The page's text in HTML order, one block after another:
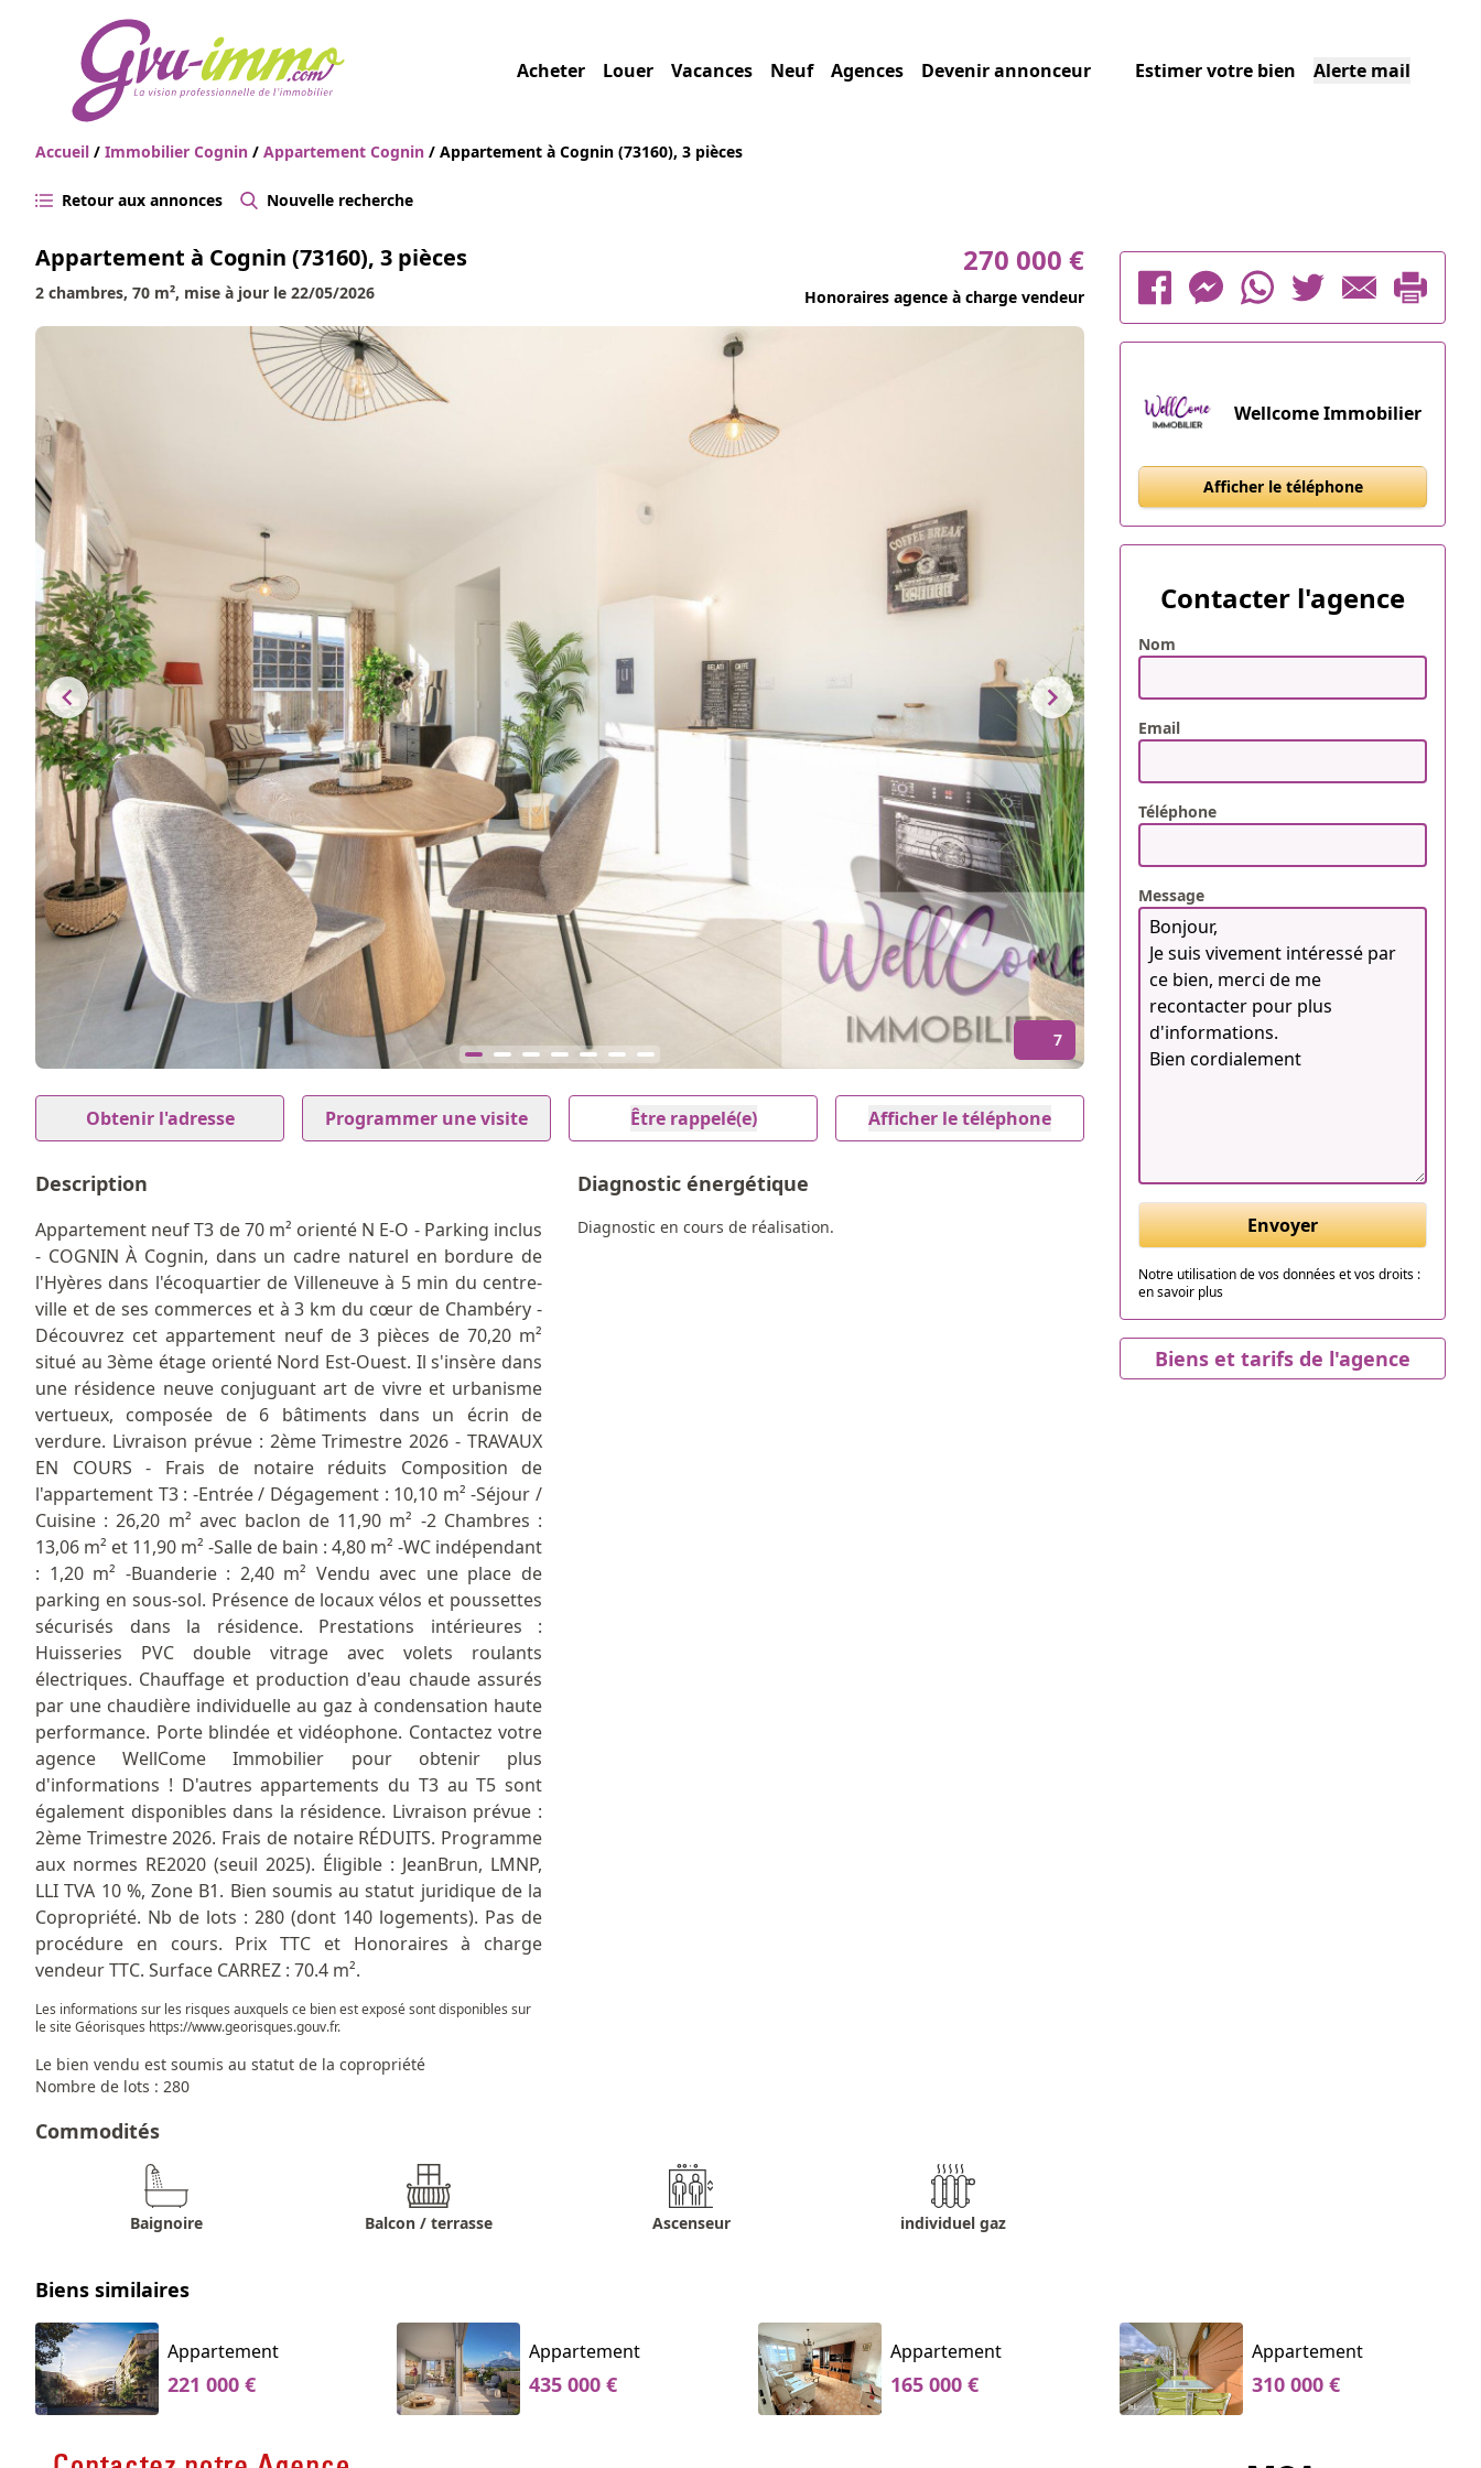
Acheter Louer Vacances Neuf Agences Devenir annonceur Estimer votre bien Alerte mail
Accueil / Immobilier Cognin / Appartement Cognin / Appartement à Cognin (73160), 3 pièces
Retour aux annonces Nouvelle recherche
Appartement à Cognin (73160), 3 pièces
2 chambres, 70 m², mise à jour le 22/05/2026
270 000 €
Honoraires agence à charge vendeur
7
1
of
Obtenir l'adresse Programmer une visite Être rappelé(e) Afficher le téléphone
Description
Appartement neuf T3 de 70 m² orienté N E-O - Parking inclus
- COGNIN À Cognin, dans un cadre naturel en bordure de
l'Hyères dans l'écoquartier de Villeneuve à 5 min du centre-
ville et de ses commerces et à 3 km du cœur de Chambéry -
Découvrez cet appartement neuf de 3 pièces de 70,20 m²
situé au 3ème étage orienté Nord Est-Ouest. Il s'insère dans
une résidence neuve conjuguant art de vivre et urbanisme
vertueux, composée de 6 bâtiments dans un écrin de
verdure. Livraison prévue : 2ème Trimestre 2026 - TRAVAUX
EN COURS - Frais de notaire réduits Composition de
l'appartement T3 : -Entrée / Dégagement : 10,10 m² -Séjour /
Cuisine : 26,20 m² avec baclon de 11,90 m² -2 Chambres :
13,06 m² et 11,90 m² -Salle de bain : 4,80 m² -WC indépendant
: 1,20 m² -Buanderie : 2,40 m² Vendu avec une place de
parking en sous-sol. Présence de locaux vélos et poussettes
sécurisés dans la résidence. Prestations intérieures :
Huisseries PVC double vitrage avec volets roulants
électriques. Chauffage et production d'eau chaude assurés
par une chaudière individuelle au gaz à condensation haute
performance. Porte blindée et vidéophone. Contactez votre
agence WellCome Immobilier pour obtenir plus
d'informations ! D'autres appartements du T3 au T5 sont
également disponibles dans la résidence. Livraison prévue :
2ème Trimestre 2026. Frais de notaire RÉDUITS. Programme
aux normes RE2020 (seuil 2025). Éligible : JeanBrun, LMNP,
LLI TVA 10 %, Zone B1. Bien soumis au statut juridique de la
Copropriété. Nb de lots : 280 (dont 140 logements). Pas de
procédure en cours. Prix TTC et Honoraires à charge
vendeur TTC. Surface CARREZ : 70.4 m².
Les informations sur les risques auxquels ce bien est exposé sont disponibles sur
le site Géorisques https://www.georisques.gouv.fr.
Le bien vendu est soumis au statut de la copropriété
Nombre de lots : 280
Diagnostic énergétique
Diagnostic en cours de réalisation.
Commodités
Baignoire Balcon / terrasse Ascenseur individuel gaz
Wellcome Immobilier
Afficher le téléphone
Contacter l'agence
Nom
Email
Téléphone
Message
Envoyer
Notre utilisation de vos données et vos droits :
en savoir plus
Biens et tarifs de l'agence
Biens similaires
Appartement
221 000 €
Appartement
435 000 €
Appartement
165 000 €
Appartement
310 000 €